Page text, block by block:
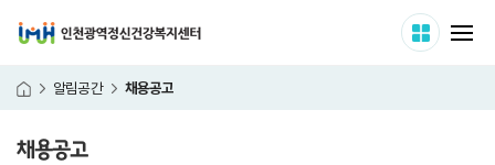
사이트
홈 알림공간 채용공고
채용공고